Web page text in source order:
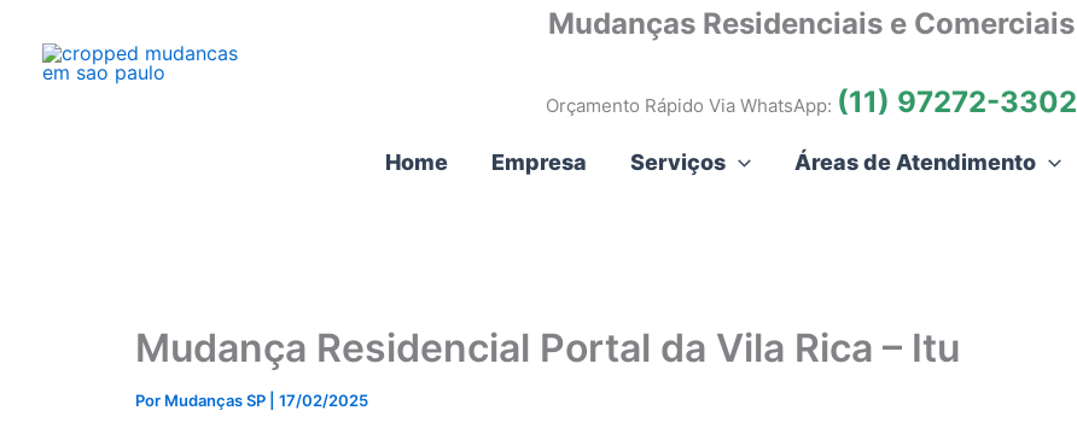
Mudanças Residenciais e Comerciais
Orçamento Rápido Via WhatsApp: (11) 97272-3302
Home Empresa Serviços Áreas de Atendimento
Mudança Residencial Portal da Vila Rica – Itu
Por Mudanças SP 17/02/2025